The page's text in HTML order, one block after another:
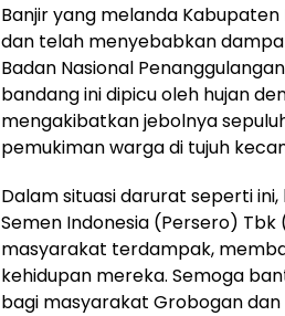
Banjir yang melanda
dan telah menyebabkan
Badan Nasional
bandang ini dipicu oleh hujan
mengakibatkan jebolnya
pemukiman warga di tujuh
Dalam situasi darurat seperti
Semen Indonesia (Persero)
masyarakat terdampak,
kehidupan mereka. Semoga
bagi masyarakat Grobogan